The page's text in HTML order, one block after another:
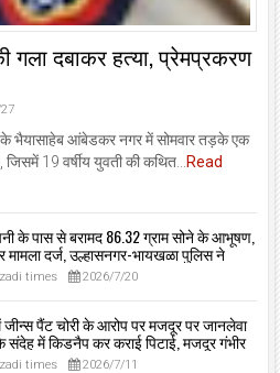
गला दबाकर हत्या, प्रेमप्रकरण
के भैयासाहेब आंबेडकर नगर में सोमवार तड़के एक
19 वर्षीय युवती की कथित...
Read
के पास से बरामद 86.32 ग्राम सोने के आभूषण,
मामला दर्ज, उल्हासनगर-भायखळा पुलिस ने
में एक आरोपी से महत्वपूर्ण पूछताछ के बाद
के ठिकाने से 10,90,261 रुपये मूल्य के सोने के
किए।
times 2026/7/20
जीन्स पैंट चोरी के आरोप पर मजदूर पर जानलेवा
संदेह में किडनैप कर कराई पिटाई, मजदूर गंभीर
times 2026/7/11